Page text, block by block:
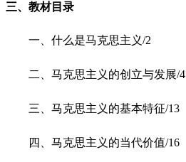
三、教材目录
一、什么是马克思主义/2
二、马克思主义的创立与发展/4
三、马克思主义的基本特征/13
四、马克思主义的当代价值/16